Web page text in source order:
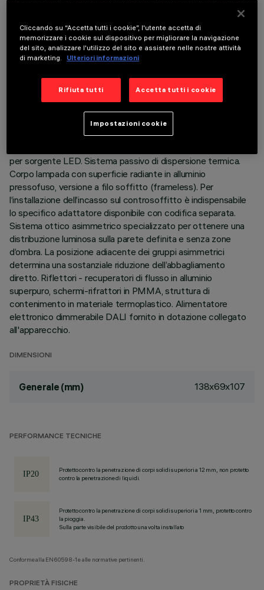
DATI TECNICI
per sorgente LED. Sistema passivo di dispersione termica.
Corpo lampada con superficie radiante in alluminio
pressofuso, versione a filo soffitto (frameless). Per
l’installazione dell’incasso sul controsoffitto è indispensabile
lo specifico adattatore disponibile con codifica separata.
Sistema ottico asimmetrico specializzato per ottenere una
distribuzione luminosa sulla parete definita e senza zone
d’ombra. La posizione adiacente dei gruppi asimmetrici
determina una sostanziale riduzione dell’abbagliamento
diretto. Riflettori - recuperatori di flusso in alluminio
superpuro, schermi-rifrattori in PMMA, struttura di
contenimento in materiale termoplastico. Alimentatore
elettronico dimmerabile DALI fornito in dotazione collegato
all'apparecchio.
DIMENSIONI
Generale (mm) 138x69x107
PERFORMANCE TECNICHE
Protetto contro la penetrazione di corpi solidi superiori a 12 mm, non protetto
contro la penetrazione di liquidi.
Protetto contro la penetrazione di corpi solidi superiori a 1 mm, protetto contro
la pioggia.
Sulla parte visibile del prodotto una volta installato
Conforme alla EN60598-1 e alle normative pertinenti.
PROPRIETÀ FISICHE
Cliccando su “Accetta tutti i cookie”, l'utente accetta di
memorizzare i cookie sul dispositivo per migliorare la navigazione
del sito, analizzare l'utilizzo del sito e assistere nelle nostre attività
di marketing.
Ulteriori informazioni
Rifiuta tutti Accetta tutti i cookie
Impostazioni cookie